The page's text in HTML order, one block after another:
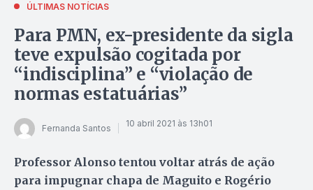
ÚLTIMAS NOTÍCIAS
Para PMN, ex-presidente da sigla
teve expulsão cogitada por
“indisciplina” e “violação de
normas estatuárias”
Fernanda Santos 10 abril 2021 às 13h01
Professor Alonso tentou voltar atrás de ação
para impugnar chapa de Maguito e Rogério